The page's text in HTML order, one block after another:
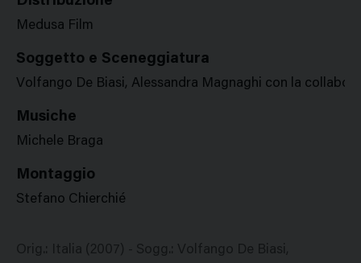
Medusa Film
Soggetto e Sceneggiatura
Volfango De Biasi, Alessandra Magnaghi con la
Musiche
Michele Braga
Montaggio
Stefano Chierchié
Orig.: Italia (2007) - Sogg.: Volfango De Biasi,